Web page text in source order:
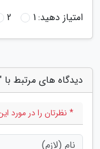
امتیاز دهید:1
2
دیدگاه های مرتبط
* نظرتان را در مورد